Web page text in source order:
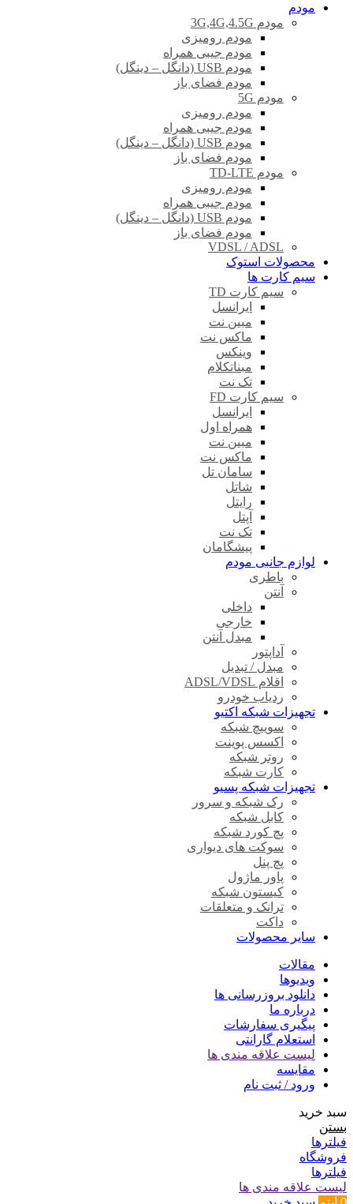
مودم
مودم 3G,4G,4.5G
مودم رومیزی
مودم جیبی همراه
مودم USB (دانگل – دینگل)
مودم فضای باز
مودم 5G
مودم رومیزی
مودم جیبی همراه
مودم USB (دانگل – دینگل)
مودم فضای باز
مودم TD-LTE
مودم رومیزی
مودم جیبی همراه
مودم USB (دانگل – دینگل)
مودم فضای باز
VDSL / ADSL
محصولات استوک
سیم کارت ها
سیم کارت TD
ایرانسل
مبین نت
ماکس نت
وینکس
مبناتکلام
تک نت
سیم کارت FD
ایرانسل
همراه اول
مبین نت
ماکس نت
سامان تل
شاتل
رایتل
آپتل
تک نت
پیشگامان
لوازم جانبی مودم
باطری
آنتن
داخلی
خارجی
مبدل آنتن
آداپتور
مبدل / تبدیل
اقلام ADSL/VDSL
ردیاب خودرو
تجهیزات شبکه اکتیو
سوییچ شبکه
اکسس پوینت
روتر شبکه
کارت شبکه
تجهیزات شبکه پسیو
رک شبکه و سرور
کابل شبکه
پچ کورد شبکه
سوکت های دیواری
پچ پنل
پاور ماژول
کیستون شبکه
ترانک و متعلقات
داکت
سایر محصولات
مقالات
ویدیوها
دانلود بروزرسانی ها
درباره ما
پیگیری سفارشات
استعلام گارانتی
لیست علاقه مندی ها
مقایسه
ورود / ثبت نام
سبد خرید
بستن
فیلترها
فروشگاه
فیلترها
لیست علاقه مندی ها